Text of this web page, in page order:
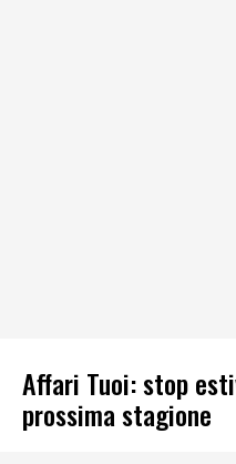
Affari Tuoi: stop
prossima stagione